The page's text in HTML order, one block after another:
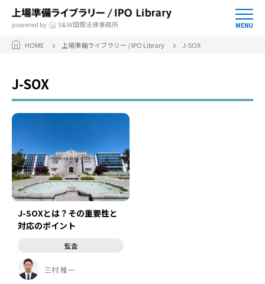
powered by S&W国際法律事務所 MENU
HOME 上場準備ライブラリー / IPO Library J-SOX
J-SOX
J-SOXとは？その重要性と
対応のポイント
監査
三村 雅一